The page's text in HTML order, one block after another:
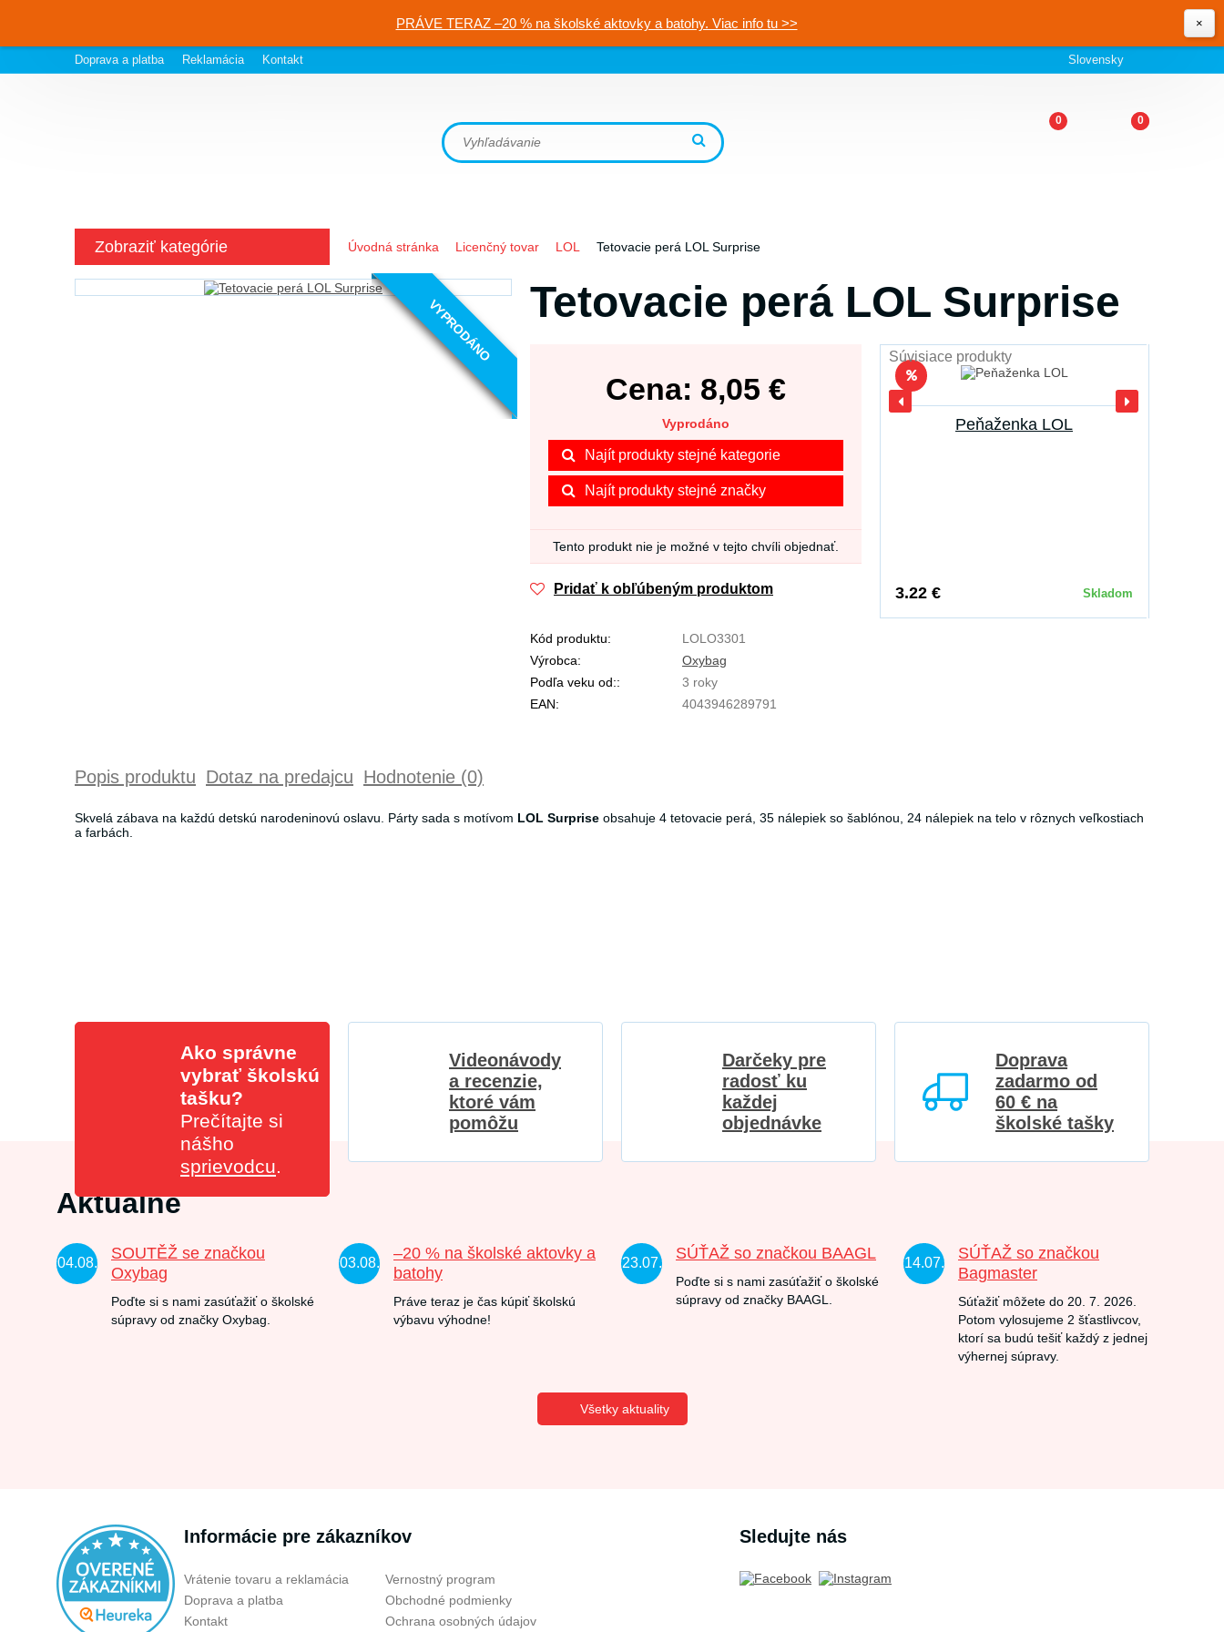
PRÁVE TERAZ –20 % na školské aktovky a batohy. Viac info tu >> ×
Doprava a platba Reklamácia Kontakt Slovensky
0 0
Zobraziť kategórie Úvodná stránka Licenčný tovar LOL Tetovacie perá LOL Surprise
VYPRODÁNO Tetovacie perá LOL Surprise
Cena: 8,05 €
Vyprodáno
Najít produkty stejné kategorie
Najít produkty stejné značky
Tento produkt nie je možné v tejto chvíli objednať.
Pridať k obľúbeným produktom
Kód produktu:
LOLO3301
Výrobca:
Oxybag
Podľa veku od::
3 roky
EAN:
4043946289791
Súvisiace produkty
Peňaženka LOL
3.22 € Skladom
Popis produktu Dotaz na predajcu Hodnotenie (0)
Skvelá zábava na každú detskú narodeninovú oslavu. Párty sada s motívom LOL Surprise obsahuje 4 tetovacie perá, 35 nálepiek so šablónou, 24 nálepiek na telo v rôznych veľkostiach
a farbách.
Ako správne
vybrať školskú
tašku?
Prečítajte si
nášho
sprievodcu.
Videonávody
a recenzie,
ktoré vám
pomôžu
Darčeky pre
radosť ku
každej
objednávke
Doprava
zadarmo od
60 € na
školské tašky
Aktuálne
04.08.
SOUTĚŽ se značkou
Oxybag
Poďte si s nami zasúťažiť o školské
súpravy od značky Oxybag.
03.08.
–20 % na školské aktovky a
batohy
Práve teraz je čas kúpiť školskú
výbavu výhodne!
23.07.
SÚŤAŽ so značkou BAAGL
Poďte si s nami zasúťažiť o školské
súpravy od značky BAAGL.
14.07.
SÚŤAŽ so značkou
Bagmaster
Súťažiť môžete do 20. 7. 2026.
Potom vylosujeme 2 šťastlivcov,
ktorí sa budú tešiť každý z jednej
výhernej súpravy.
Všetky aktuality
Informácie pre zákazníkov
Vrátenie tovaru a reklamácia
Doprava a platba
Kontakt
Vernostný program
Obchodné podmienky
Ochrana osobných údajov
Sledujte nás